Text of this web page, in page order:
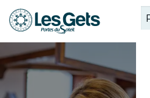
Aller
au
principal